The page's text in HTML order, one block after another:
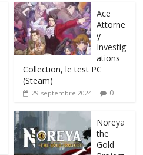
Ace
Attorne
y
Investig
ations
Collection, le test PC
(Steam)
29 septembre 2024 0
Noreya
the
Gold